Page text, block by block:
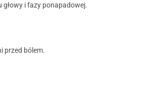
głowy i fazy ponapadowej.
przed bólem.